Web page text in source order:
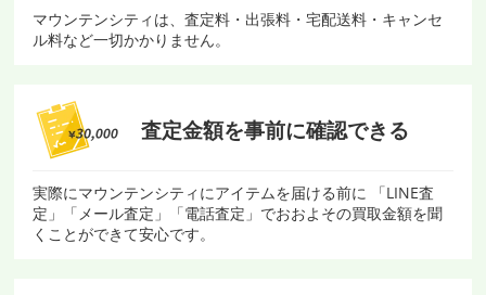
マウンテンシティは、査定料・出張料・宅配送料・キャンセ
ル料など一切かかりません。
査定金額を事前に確認できる
実際にマウンテンシティにアイテムを届ける前に 「LINE査
定」「メール査定」「電話査定」でおおよその買取金額を聞
くことができて安心です。